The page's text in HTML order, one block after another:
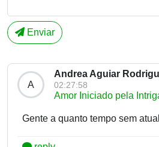
Enviar
A
Andrea Aguiar
02:27:58
Amor Iniciado pela
Gente a quanto tempo sem